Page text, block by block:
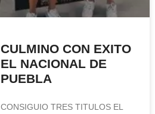
CULMINO CON EXITO
EL NACIONAL DE
PUEBLA
CONSIGUIO TRES TITULOS EL